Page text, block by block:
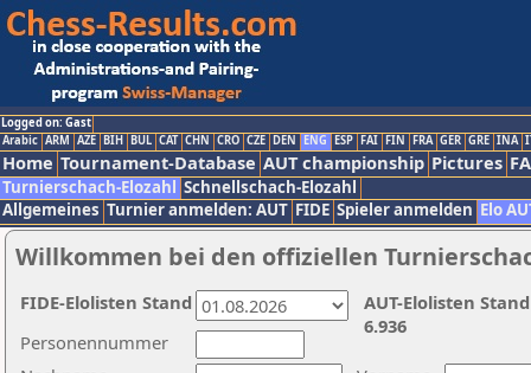
Logged on: Gast
Arabic ARM AZE BIH BUL CAT CHN CRO CZE DEN ENG ESP FAI FIN FRA GER GRE INA
Home Tournament-Database AUT championship Pictures
Turnierschach-Elozahl Schnellschach-Elozahl
Allgemeines Turnier anmelden: AUT FIDE Spieler anmelden Elo
Willkommen bei den offiziellen
Personennummer
AUT-Elolisten
6.936
FIDE-Elolisten Stand